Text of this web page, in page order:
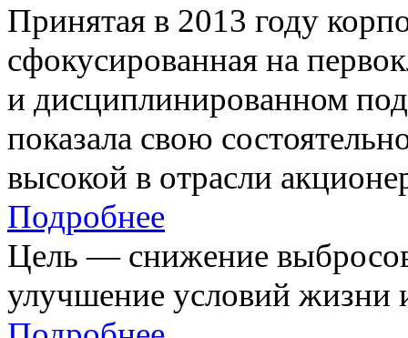
Принятая в 2013 году
сфокусированная на
и дисциплинированном
показала свою
высокой в отрасли
Подробнее
Цель — снижение
улучшение условий жизни